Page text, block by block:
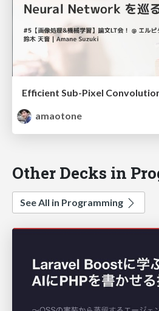
amaotone
Other Decks in
See All in Programming